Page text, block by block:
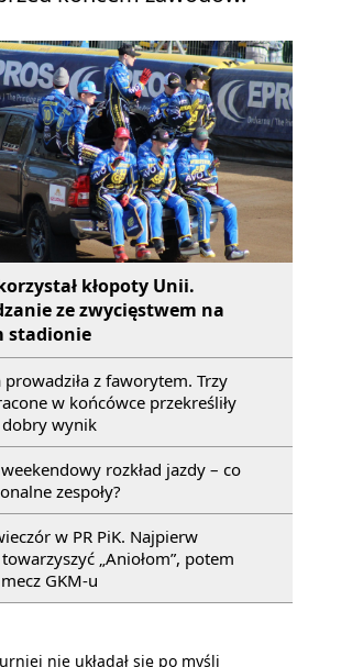
kłopoty Unii.
ze zwycięstwem na
stadionie
prowadziła z faworytem. Trzy
w końcówce przekreśliły
dobry wynik
rozkład jazdy – co
zespoły?
w PR PiK. Najpierw
„Aniołom”, potem
GKM-u
nie układał się po myśli